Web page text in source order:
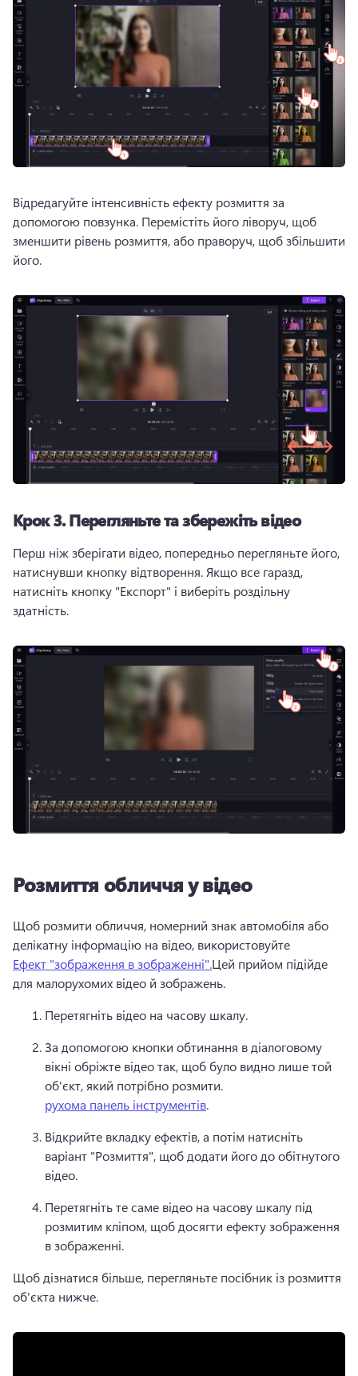
Відредагуйте інтенсивність ефекту розмиття за
допомогою повзунка. Перемістіть його ліворуч, щоб
зменшити рівень розмиття, або праворуч, щоб збільшити
його.
Крок 3.Перегляньте та збережіть відео
Перш ніж зберігати відео, попередньо перегляньте його,
натиснувши кнопку відтворення. Якщо все гаразд,
натисніть кнопку "Експорт" і виберіть роздільну
здатність.
Розмиття обличчя у відео
Щоб розмити обличчя, номерний знак автомобіля або
делікатну інформацію на відео, використовуйте
Ефект "зображення в зображенні".Цей прийом підійде
для малорухомих відео й зображень.
Перетягніть відео на часову шкалу.
За допомогою кнопки обтинання в діалоговому
вікні обріжте відео так, щоб було видно лише той
об'єкт, який потрібно розмити.
рухома панель інструментів.
Відкрийте вкладку ефектів, а потім натисніть
варіант "Розмиття", щоб додати його до обітнутого
відео.
Перетягніть те саме відео на часову шкалу під
розмитим кліпом, щоб досягти ефекту зображення
в зображенні.
Щоб дізнатися більше, перегляньте посібник із розмиття
об'єкта нижче.